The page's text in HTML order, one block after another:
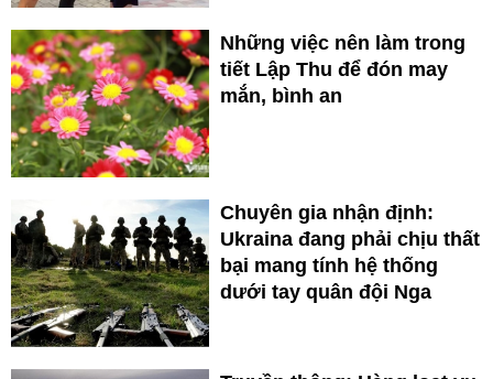
Những việc nên làm trong
tiết Lập Thu để đón may
mắn, bình an
Chuyên gia nhận định:
Ukraina đang phải chịu thất
bại mang tính hệ thống
dưới tay quân đội Nga